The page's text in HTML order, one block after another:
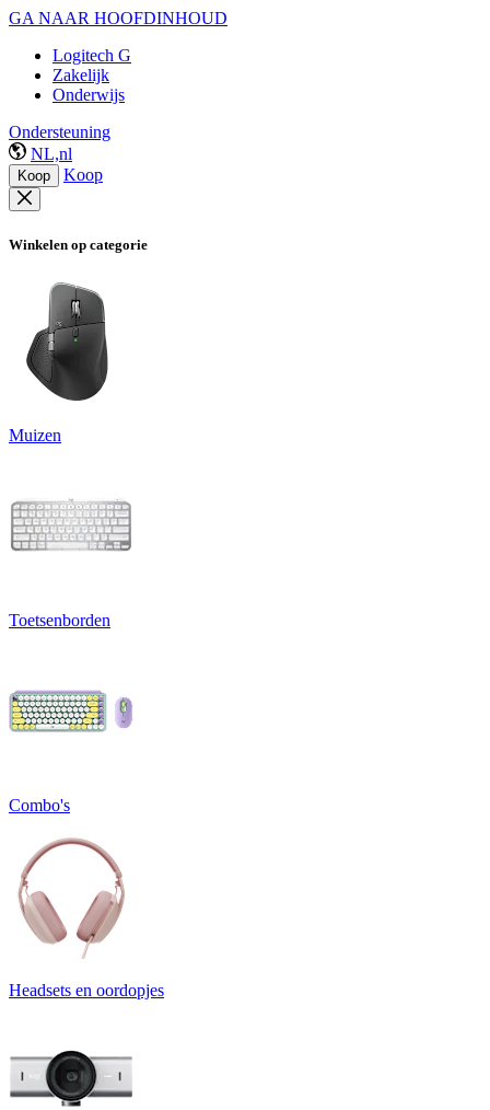
GA NAAR HOOFDINHOUD
Logitech G
Zakelijk
Onderwijs
Ondersteuning
NL,nl
Koop Koop
Winkelen op categorie
Muizen
Toetsenborden
Combo's
Headsets en oordopjes